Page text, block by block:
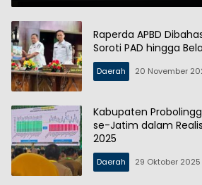
Raperda APBD
Soroti PAD hingga
Daerah 20 November
Kabupaten
se-Jatim dalam
2025
Daerah 29 Oktober 2025